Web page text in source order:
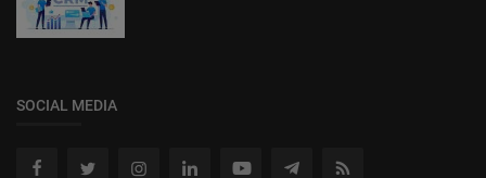
SOCIAL MEDIA